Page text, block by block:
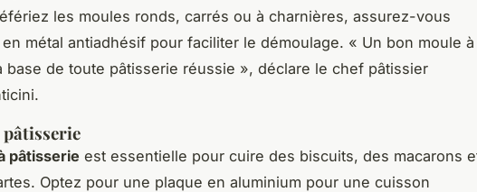
les moules ronds, carrés ou à charnières, assurez-vous
métal antiadhésif pour faciliter le démoulage. « Un bon moule à
base de toute pâtisserie réussie », déclare le chef pâtissier
pâtisserie
pâtisserie est essentielle pour cuire des biscuits, des macarons
Optez pour une plaque en aluminium pour une cuisson